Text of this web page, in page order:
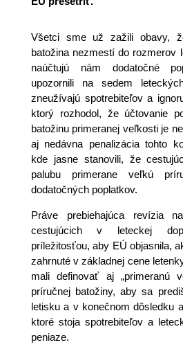
Všetci sme už zažili obavy,
batožina nezmestí do rozmerov
naúčtujú nám dodatočné
upozornili na sedem
zneužívajú spotrebiteľov a
ktorý rozhodol, že účtovanie
batožinu primeranej veľkosti je
aj nedávna penalizácia tohto
kde jasne stanovili, že
palubu primerane veľkú
dodatočných poplatkov.
Práve prebiehajúca revízia
cestujúcich v leteckej
príležitosťou, aby EÚ objasnila,
zahrnuté v základnej cene
mali definovať aj „primeranú
príručnej batožiny, aby sa
letisku a v konečnom dôsledku
ktoré stoja spotrebiteľov a
peniaze.